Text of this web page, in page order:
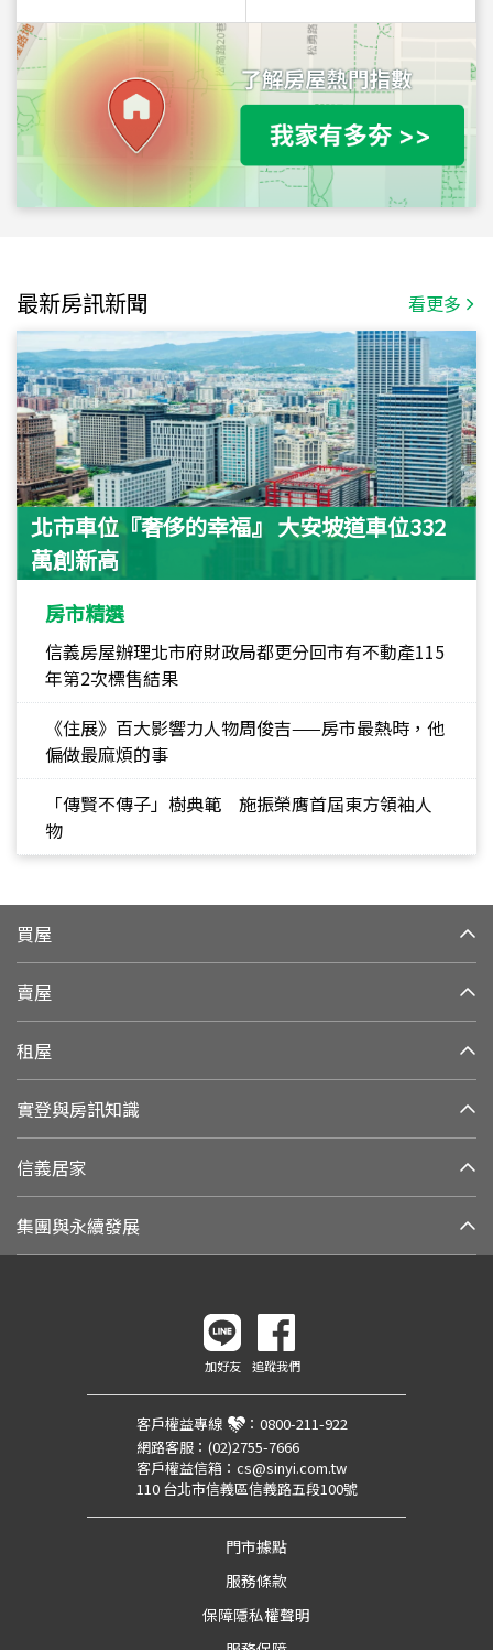
最新房訊新聞 看更多
北市車位『奢侈的幸福』 大安坡道車位332
萬創新高
房市精選
信義房屋辦理北市府財政局都更分回市有不動產115
年第2次標售結果
《住展》百大影響力人物周俊吉——房市最熱時，他
偏做最麻煩的事
「傳賢不傳子」樹典範 施振榮膺首屆東方領袖人
物
買屋
賣屋
租屋
實登與房訊知識
信義居家
集團與永續發展
加好友 追蹤我們
客戶權益專線 ： 0800-211-922
網路客服： (02)2755-7666
客戶權益信箱： cs@sinyi.com.tw
110 台北市信義區信義路五段100號
門市據點
服務條款
保障隱私權聲明